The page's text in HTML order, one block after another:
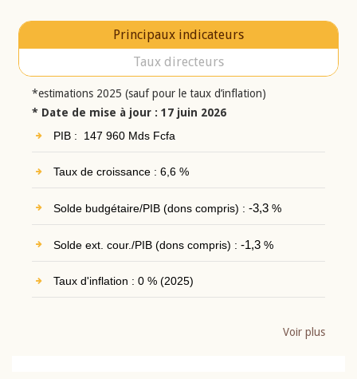
Principaux indicateurs
Taux directeurs
*estimations 2025 (sauf pour le taux d’inflation)
* Date de mise à jour : 17 juin 2026
PIB : 147 960 Mds Fcfa
Taux de croissance : 6,6 %
Solde budgétaire/PIB (dons compris) : -3,3%
Solde ext. cour./PIB (dons compris) : -1,3%
Taux d'inflation : 0 % (2025)
Voir plus